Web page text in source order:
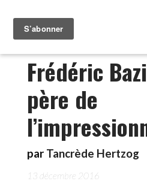
Frédéric
père de
par Tancrède Hertzog
13 décembre 2016